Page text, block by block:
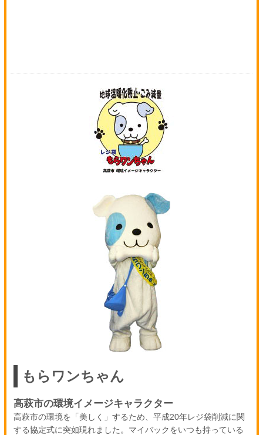
もらワンちゃん
高萩市の環境イメージキャラクター
高萩市の環境を「美しく」するため、平成20年レジ袋削減に関
する協定式に突如現れました。マイバックをいつも持っている